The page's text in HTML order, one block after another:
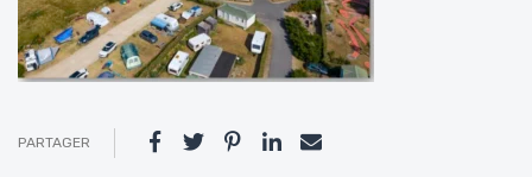
PARTAGER